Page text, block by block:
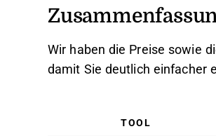
Wir haben die Preise sowie
damit Sie deutlich einfacher
TOOL